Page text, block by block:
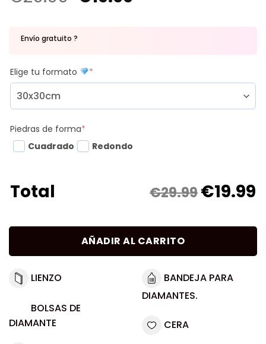
Envío gratuito ?
Elige tu formato *
Piedras de forma*
Cuadrado
Redondo
Total €29.99€19.99
AÑADIR AL CARRITO
LIENZO
BOLSAS DE
DIAMANTE
BANDEJA PARA
DIAMANTES.
CERA